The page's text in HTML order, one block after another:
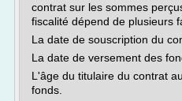
contrat sur les sommes
fiscalité dépend de plusieurs
La date de souscription du
La date de versement des
L'âge du titulaire du contrat
fonds.